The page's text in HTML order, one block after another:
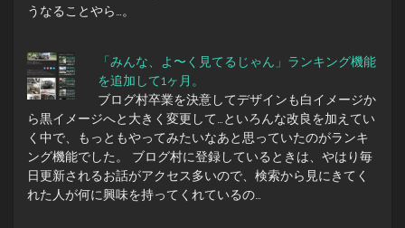
うなることやら…。
「みんな、よ〜く見てるじゃん」ランキング機能
を追加して1ヶ月。
ブログ村卒業を決意してデザインも白イメージか
ら黒イメージへと大きく変更して…といろんな改良を加えてい
く中で、もっともやってみたいなあと思っていたのがランキ
ング機能でした。 ブログ村に登録しているときは、やはり毎
日更新されるお話がアクセス多いので、検索から見にきてく
れた人が何に興味を持ってくれているの…